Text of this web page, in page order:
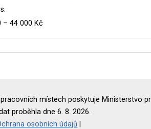
– 44 000 Kč
místech poskytuje Ministerstvo
proběhla dne 6. 8. 2026.
osobních údajů